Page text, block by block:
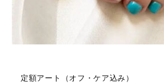
定額アート（オフ・ケア込み）